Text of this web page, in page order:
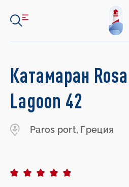
Катамаран
Lagoon 42
Paros port, Греция